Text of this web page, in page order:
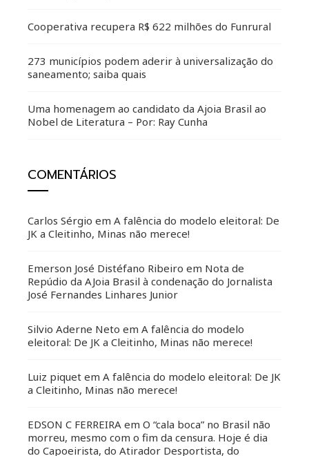
Cooperativa recupera R$ 622 milhões do Funrural
273 municípios podem aderir à universalização do
saneamento; saiba quais
Uma homenagem ao candidato da Ajoia Brasil ao
Nobel de Literatura – Por: Ray Cunha
COMENTÁRIOS
Carlos Sérgio em A falência do modelo eleitoral: De
JK a Cleitinho, Minas não merece!
Emerson José Distéfano Ribeiro em Nota de
Repúdio da AJoia Brasil à condenação do Jornalista
José Fernandes Linhares Junior
Silvio Aderne Neto em A falência do modelo
eleitoral: De JK a Cleitinho, Minas não merece!
Luiz piquet em A falência do modelo eleitoral: De JK
a Cleitinho, Minas não merece!
EDSON C FERREIRA em O “cala boca” no Brasil não
morreu, mesmo com o fim da censura. Hoje é dia
do Capoeirista, do Atirador Desportista, do